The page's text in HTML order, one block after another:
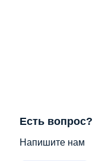
Есть вопрос?
Напишите нам